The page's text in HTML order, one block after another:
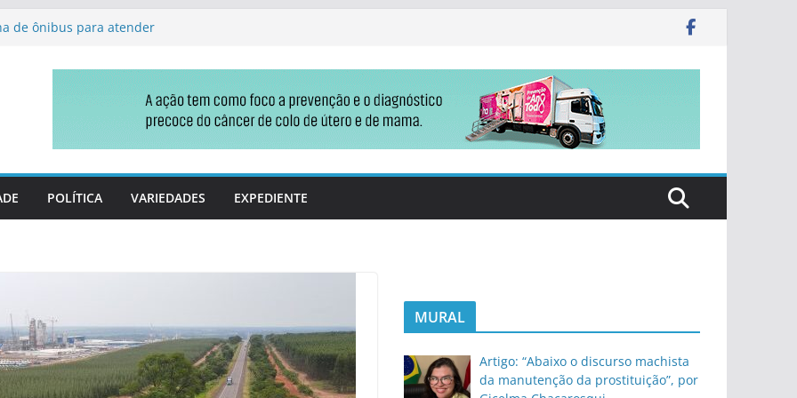
de ônibus para atender
Estadual aponta
de barbearia
empresas em MS no
POLÍTICA VARIEDADES EXPEDIENTE
MURAL
Artigo: “Abaixo o discurso machista
da manutenção da prostituição”, por